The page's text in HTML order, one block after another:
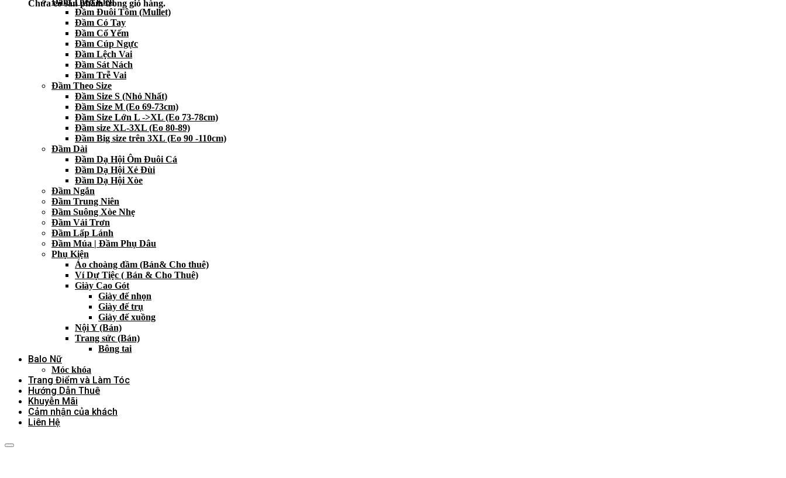
Chưa có sản phẩm trong giỏ hàng.
Đầm Đuôi Tôm (Mullet)
Đầm Có Tay
Đầm Cổ Yếm
Đầm Cúp Ngực
Đầm Lệch Vai
Đầm Sát Nách
Đầm Trễ Vai
Đầm Theo Size
Đầm Size S (Nhỏ Nhất)
Đầm Size M (Eo 69-73cm)
Đầm Size Lớn L ->XL (Eo 73-78cm)
Đầm size XL-3XL (Eo 80-89)
Đầm Big size trên 3XL (Eo 90 -110cm)
Đầm Dài
Đầm Dạ Hội Ôm Đuôi Cá
Đầm Dạ Hội Xẻ Đùi
Đầm Dạ Hội Xòe
Đầm Ngắn
Đầm Trung Niên
Đầm Suông Xòe Nhẹ
Đầm Vải Trơn
Đầm Lấp Lánh
Đầm Múa | Đầm Phụ Dâu
Phụ Kiện
Áo choàng đầm (Bán& Cho thuê)
Ví Dự Tiệc ( Bán & Cho Thuê)
Giày Cao Gót
Giày đế nhọn
Giày đế trụ
Giày đế xuồng
Nội Y (Bán)
Trang sức (Bán)
Bông tai
Balo Nữ
Móc khóa
Trang Điểm và Làm Tóc
Hướng Dẫn Thuê
Khuyễn Mãi
Cảm nhận của khách
Liên Hệ